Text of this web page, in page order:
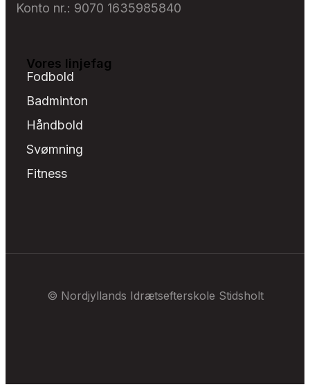
Konto nr.: 9070 1635985840
Vores linjefag
Fodbold
Badminton
Håndbold
Svømning
Fitness
© Nordjyllands Idrætsefterskole Stidsholt